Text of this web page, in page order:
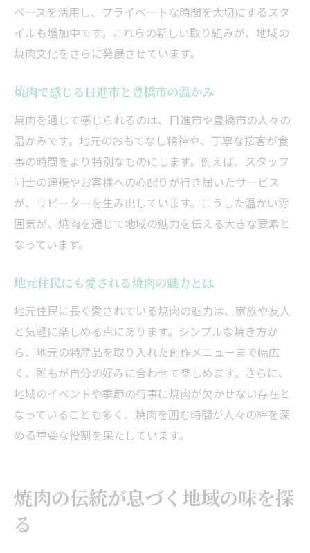
ペースを活用し、プライベートな時間を大切にするスタ
イルも増加中です。これらの新しい取り組みが、地域の
焼肉文化をさらに発展させています。
焼肉で感じる日進市と豊橋市の温かみ
焼肉を通じて感じられるのは、日進市や豊橋市の人々の
温かみです。地元のおもてなし精神や、丁寧な接客が食
事の時間をより特別なものにします。例えば、スタッフ
同士の連携やお客様への心配りが行き届いたサービス
が、リピーターを生み出しています。こうした温かい雰
囲気が、焼肉を通じて地域の魅力を伝える大きな要素と
なっています。
地元住民にも愛される焼肉の魅力とは
地元住民に長く愛されている焼肉の魅力は、家族や友人
と気軽に楽しめる点にあります。シンプルな焼き方か
ら、地元の特産品を取り入れた創作メニューまで幅広
く、誰もが自分の好みに合わせて楽しめます。さらに、
地域のイベントや季節の行事に焼肉が欠かせない存在と
なっていることも多く、焼肉を囲む時間が人々の絆を深
める重要な役割を果たしています。
焼肉の伝統が息づく地域の味を探
る